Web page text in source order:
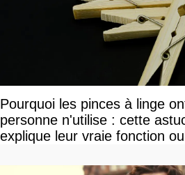
Pourquoi les pinces à linge
personne n'utilise : cette
explique leur vraie fonction